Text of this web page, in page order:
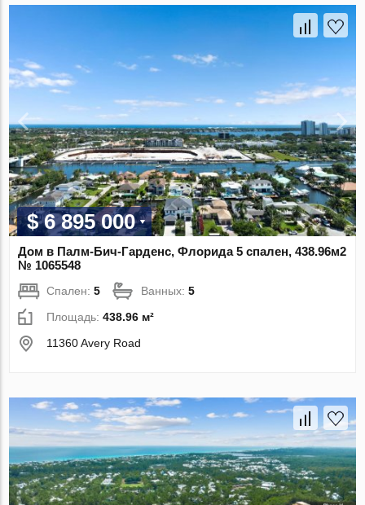
$ 6 895 000
Дом в Палм-Бич-Гарденс, Флорида 5 спален, 438.96м2
№ 1065548
Спален:5 Ванных:5
Площадь:438.96 м²
11360 Avery Road